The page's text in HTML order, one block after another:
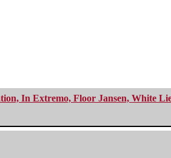
In Extremo, Floor Jansen, White